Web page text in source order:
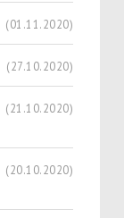
(01.11.2020)
(27.10.2020)
(21.10.2020)
(20.10.2020)